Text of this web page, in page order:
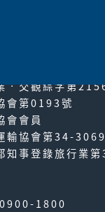
‧交觀綜字第
會第0193號
會會員
輸協會第34-
知事登錄旅行業
1800